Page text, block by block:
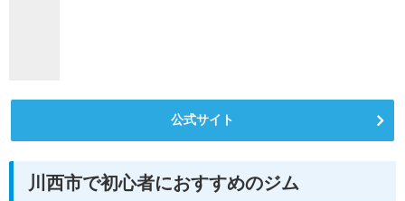
公式サイト
川西市で初心者におすすめのジム